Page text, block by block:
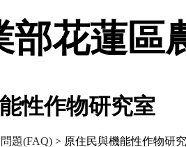
部花蓮區
性作物研究室
題(FAQ) > 原住民與機能性作物研